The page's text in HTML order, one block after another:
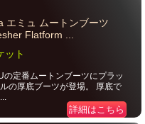
エミュ ムートンブーツ
Flatform ...
ット
定番ムートンブーツにプラッ
の厚底ブーツが登場。 厚底で
詳細はこちら